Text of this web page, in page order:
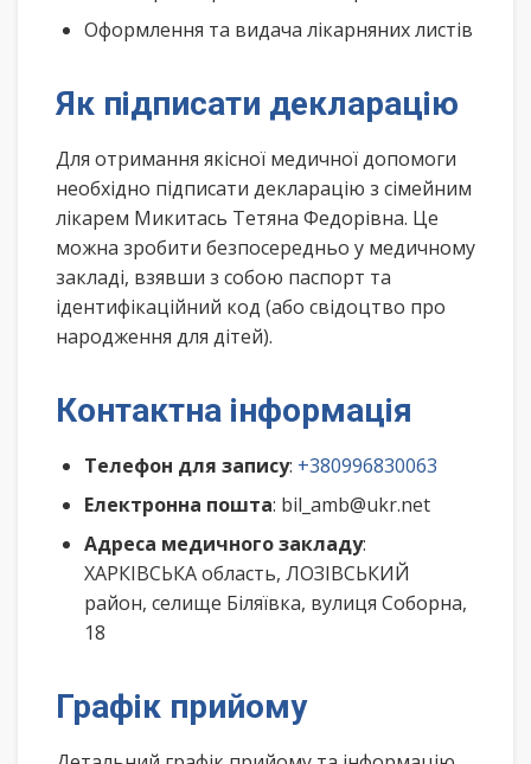
Оформлення та видача лікарняних листів
Як підписати декларацію
Для отримання якісної медичної допомоги
необхідно підписати декларацію з сімейним
лікарем Микитась Тетяна Федорівна. Це
можна зробити безпосередньо у медичному
закладі, взявши з собою паспорт та
ідентифікаційний код (або свідоцтво про
народження для дітей).
Контактна інформація
Телефон для запису: +380996830063
Електронна пошта: bil_amb@ukr.net
Адреса медичного закладу:
ХАРКІВСЬКА область, ЛОЗІВСЬКИЙ
район, селище Біляївка, вулиця Соборна,
18
Графік прийому